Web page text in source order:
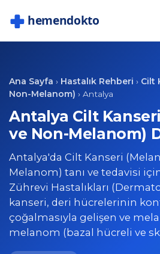
Ana Sayfa › Hastalık Rehberi › Cilt
Non-Melanom) › Antalya
Antalya Cilt
ve Non-Melanom)
Antalya'da Cilt Kanseri
Melanom) tanı ve tedavisi
Zührevi Hastalıkları
kanseri, deri hücrelerinin
çoğalmasıyla gelişen ve
melanom (bazal hücreli ve